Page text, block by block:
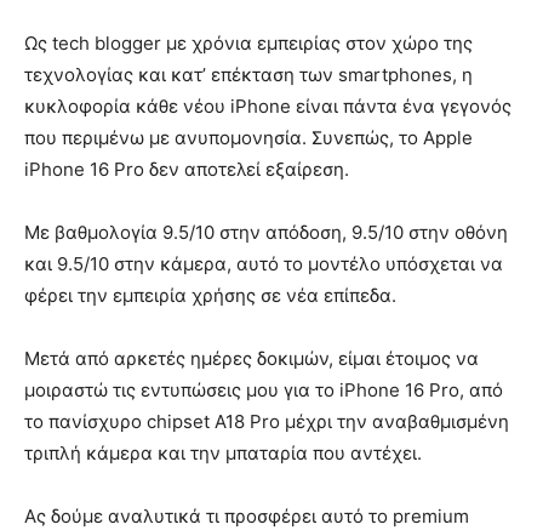
Ως tech blogger με χρόνια εμπειρίας στον χώρο της
τεχνολογίας και κατ’ επέκταση των smartphones, η
κυκλοφορία κάθε νέου iPhone είναι πάντα ένα γεγονός
που περιμένω με ανυπομονησία. Συνεπώς, το Apple
iPhone 16 Pro δεν αποτελεί εξαίρεση.
Με βαθμολογία 9.5/10 στην απόδοση, 9.5/10 στην οθόνη
και 9.5/10 στην κάμερα, αυτό το μοντέλο υπόσχεται να
φέρει την εμπειρία χρήσης σε νέα επίπεδα.
Μετά από αρκετές ημέρες δοκιμών, είμαι έτοιμος να
μοιραστώ τις εντυπώσεις μου για το iPhone 16 Pro, από
το πανίσχυρο chipset A18 Pro μέχρι την αναβαθμισμένη
τριπλή κάμερα και την μπαταρία που αντέχει.
Ας δούμε αναλυτικά τι προσφέρει αυτό το premium